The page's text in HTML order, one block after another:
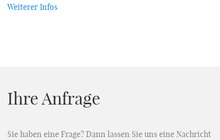
Weiterer Infos
Ihre Anfrage
Sie haben eine Frage? Dann lassen Sie uns eine Nachricht